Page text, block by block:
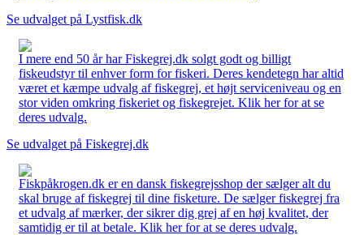
Se udvalget på Lystfisk.dk
I mere end 50 år har Fiskegrej.dk solgt godt og billigt
fiskeudstyr til enhver form for fiskeri. Deres kendetegn har altid
været et kæmpe udvalg af fiskegrej, et højt serviceniveau og en
stor viden omkring fiskeriet og fiskegrejet. Klik her for at se
deres udvalg.
Se udvalget på Fiskegrej.dk
Fiskpåkrogen.dk er en dansk fiskegrejsshop der sælger alt du
skal bruge af fiskegrej til dine fisketure. De sælger fiskegrej fra
et udvalg af mærker, der sikrer dig grej af en høj kvalitet, der
samtidig er til at betale. Klik her for at se deres udvalg.